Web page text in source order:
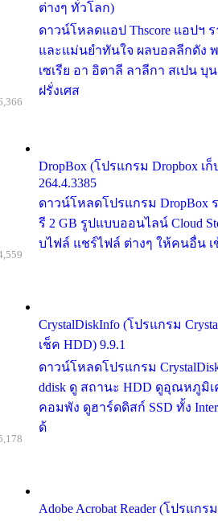
ต่างๆ ทั่วโลก)
ดาวน์โหลดแอป Thscore แอปฯ
และแม่นยำทันใจ ผลบอลลีกดัง
เซเรีย อา อิตาลี ลาลีกา สเปน บุ
ฝรั่งเศส
DropBox (โปรแกรม Dropbox เ
264.4.3385
ดาวน์โหลดโปรแกรม DropBox
รี 2 GB รูปแบบออนไลน์ Cloud
บไฟล์ แชร์ไฟล์ ต่างๆ ให้คนอื่น เ
CrystalDiskInfo (โปรแกรม
เช็ค HDD) 9.9.1
ดาวน์โหลดโปรแกรม
ddisk ดู สถานะ HDD ดูอุณหภูมิเ
คอมพัง ดูฮาร์ดดิสก์ SSD ทั้ง
ด้
Adobe Acrobat Reader (โปรแก